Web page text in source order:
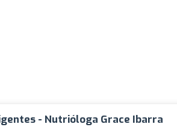
- Nutrióloga Grace Ibarra